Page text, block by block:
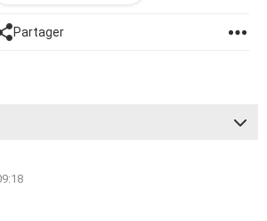
je pleures souvent mais je vis tant
Partager